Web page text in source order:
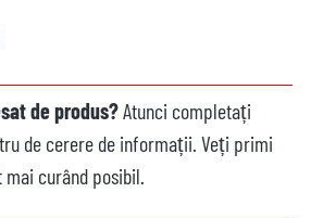
nu este disponibil
de produs?Atunci completați
de cerere de informații. Veți primi
curând posibil.